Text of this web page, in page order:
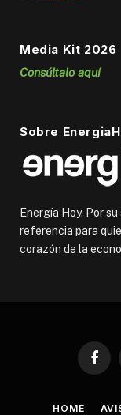
Media Kit 2026
Consúltalo aquí
Sobre
Energía Hoy. Por
referencia para
corazón de la
HOME